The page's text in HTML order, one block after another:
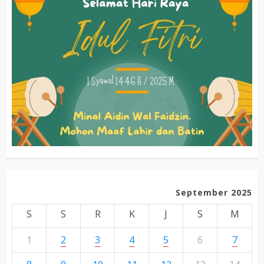
September 2025
S S R K J S
M
1
2 3 4 5 6
7